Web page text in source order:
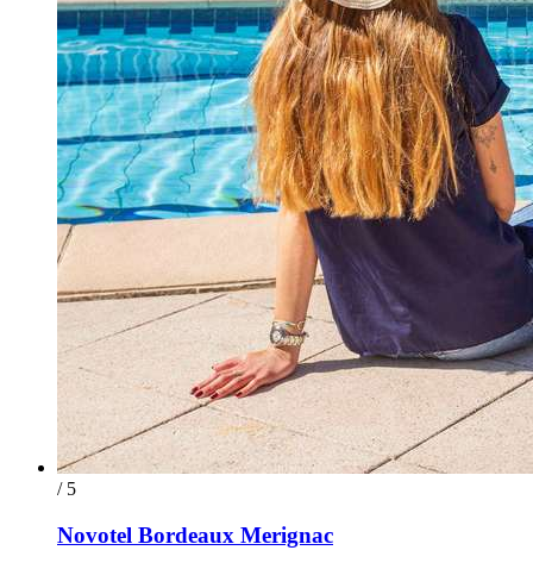
/ 5
Novotel Bordeaux Merignac